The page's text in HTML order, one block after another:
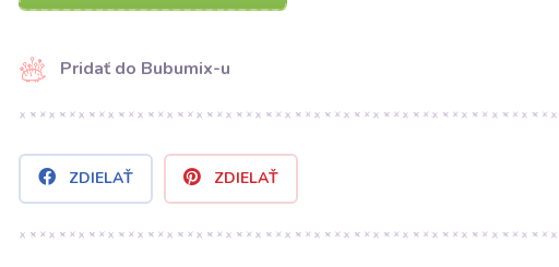
Pridať do Bubumix-u
ZDIELAŤ ZDIELAŤ